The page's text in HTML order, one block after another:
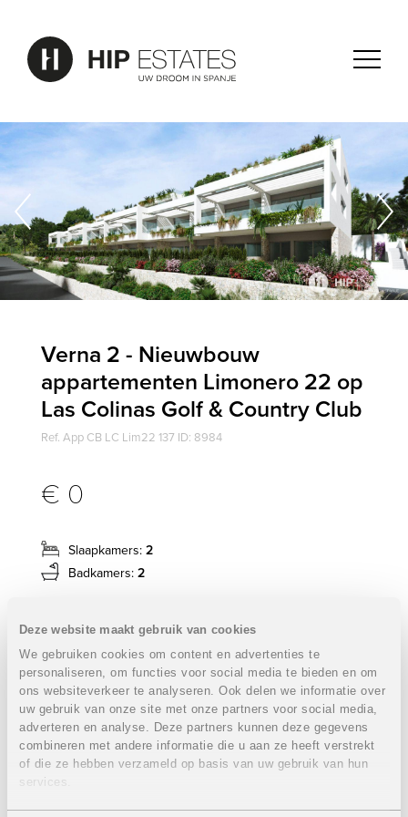
Deze website maakt gebruik van cookies
We gebruiken cookies om content en advertenties te
personaliseren, om functies voor social media te bieden en om
ons websiteverkeer te analyseren. Ook delen we informatie over
uw gebruik van onze site met onze partners voor social media,
adverteren en analyse. Deze partners kunnen deze gegevens
combineren met andere informatie die u aan ze heeft verstrekt
of die ze hebben verzameld op basis van uw gebruik van hun
services.
Verna 2 - Nieuwbouw
appartementen Limonero 22 op
Las Colinas Golf & Country Club
Ref. App CB LC Lim22 137 ID: 8984
€ 0
Slaapkamers: 2
Badkamers: 2
Tuin: Gemeenschappelijk
Zwembad:Gemeenschappelijk
Verna 2 - Nieuwbouw appartementen Limonero 22 op Las
Colinas Golf & Country Club
Onder voorbehoud van eventuele prijswijzigingen.